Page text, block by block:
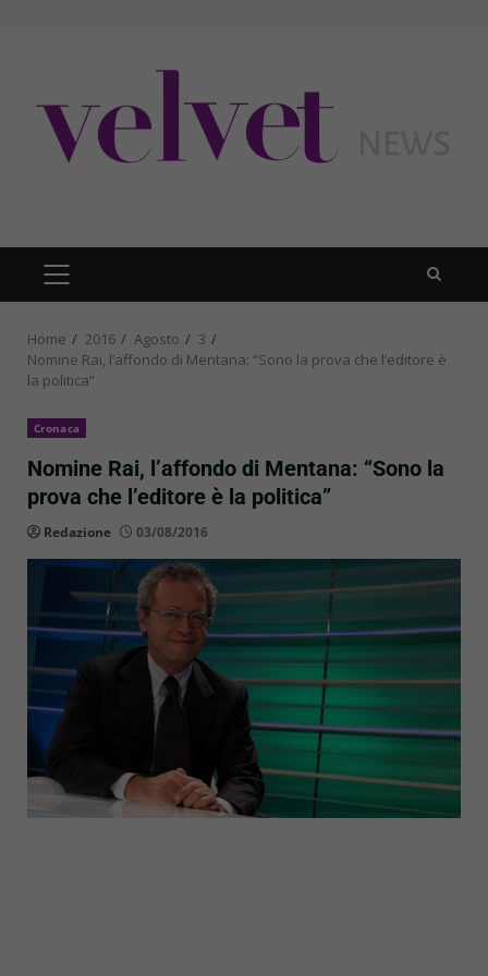
PRIMARY
MENU
Home 2016 Agosto
3
Nomine Rai, l’affondo di Mentana: “Sono la prova che l’editore è
la politica”
Cronaca
Nomine Rai, l’affondo di Mentana: “Sono la
prova che l’editore è la politica”
Redazione 03/08/2016